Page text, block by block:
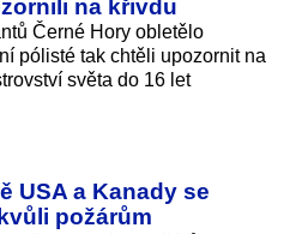
na křivdu
Černé Hory obletělo
pólisté tak chtěli upozornit na
světa do 16 let
USA a Kanady se
požárům